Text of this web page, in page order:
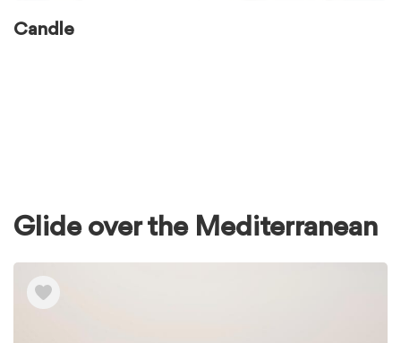
Candle
Glide over the Mediterranean
elementos